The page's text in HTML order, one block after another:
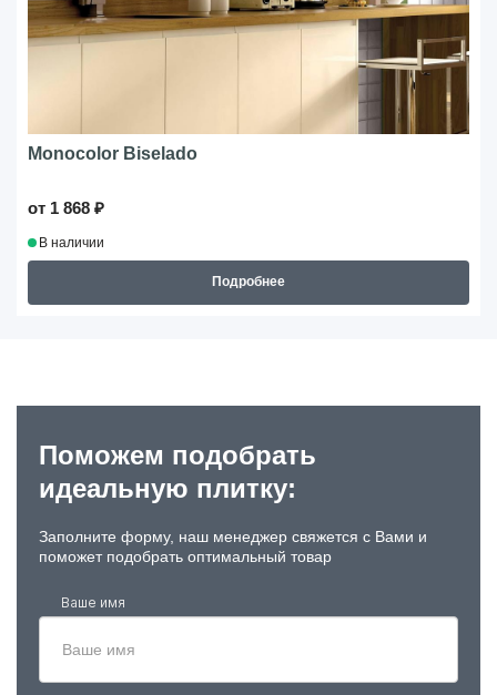
Monocolor Biselado
от 1 868 ₽
В наличии
Подробнее
Поможем подобрать
идеальную плитку:
Заполните форму, наш менеджер свяжется с Вами и
поможет подобрать оптимальный товар
Ваше имя